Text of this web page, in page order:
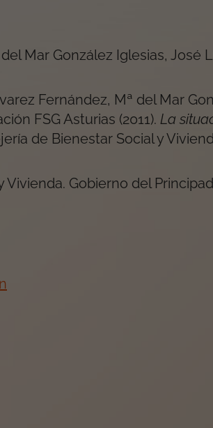
Mar González Iglesias, José
Fernández, Mª del Mar
FSG Asturias (2011). La
de Bienestar Social y
Vivienda. Gobierno del